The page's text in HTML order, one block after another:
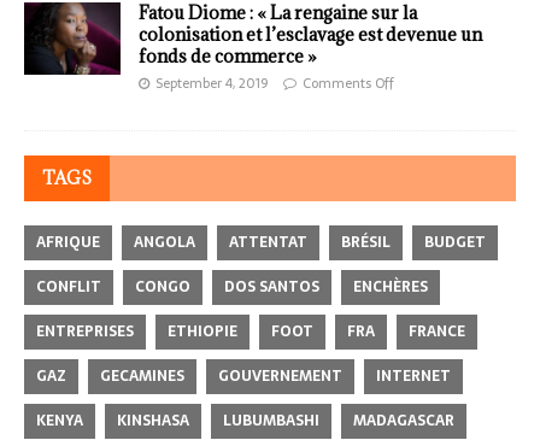
Fatou Diome : « La rengaine sur la
colonisation et l’esclavage est devenue un
fonds de commerce »
September 4, 2019 Comments Off
TAGS
AFRIQUE ANGOLA ATTENTAT BRÉSIL
BUDGET
CONFLIT
CONGO DOS SANTOS
ENCHÈRES
ENTREPRISES
ETHIOPIE FOOT FRA
FRANCE
GAZ
GECAMINES GOUVERNEMENT
INTERNET
KENYA
KINSHASA LUBUMBASHI MADAGASCAR